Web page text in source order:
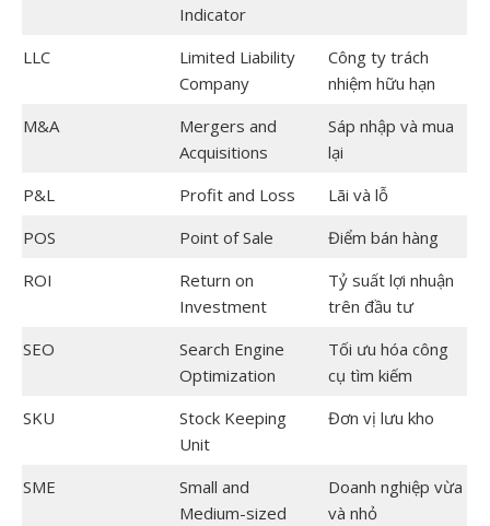
Indicator
LLC
Limited Liability
Company
Công ty trách
nhiệm hữu hạn
M&A
Mergers and
Acquisitions
Sáp nhập và mua
lại
P&L
Profit and Loss
Lãi và lỗ
POS
Point of Sale
Điểm bán hàng
ROI
Return on
Investment
Tỷ suất lợi nhuận
trên đầu tư
SEO
Search Engine
Optimization
Tối ưu hóa công
cụ tìm kiếm
SKU
Stock Keeping
Unit
Đơn vị lưu kho
SME
Small and
Medium-sized
Doanh nghiệp vừa
và nhỏ